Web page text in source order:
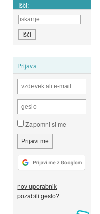
Išči:
Prijava
Zapomni si me
nov uporabnik
pozabili geslo?